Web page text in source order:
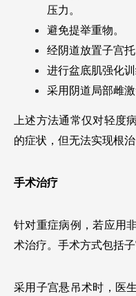
压力。
避免提举重物。
经阴道放置子宫托
进行盆底肌强化
采用阴道局部雌激
上述方法通常仅对轻度
的症状，但无法实现根
手术治疗
针对重症病例，若应用
术治疗。手术方式包括
采用子宫悬吊术时，医